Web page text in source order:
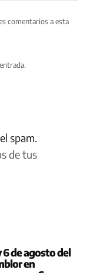
comentarios a esta
spam.
de tus
6 de agosto del
en